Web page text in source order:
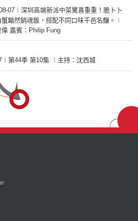
07︱深圳高端新派中菜驚喜重重！脆卜卜
黯然銷魂飯，搭配不同口味干邑名釀。︱
嘉賓：Philip Fung
第44季 第10集 ︱主持：沈西城